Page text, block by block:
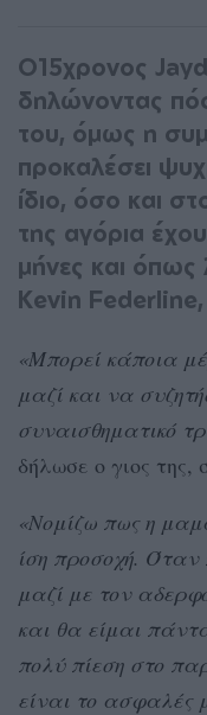
Ο15χρονος
δηλώνοντας
του, όμως η
προκαλέσει
ίδιο, όσο και
της αγόρια
μήνες και όπως
Kevin
«Μπορεί κάποια
μαζί και να
συναισθηματικό
δήλωσε ο γιος της,
«Νομίζω πως η
ίση προσοχή.
μαζί με τον
και θα είμαι
πολύ πίεση στο
είναι το ασφαλές